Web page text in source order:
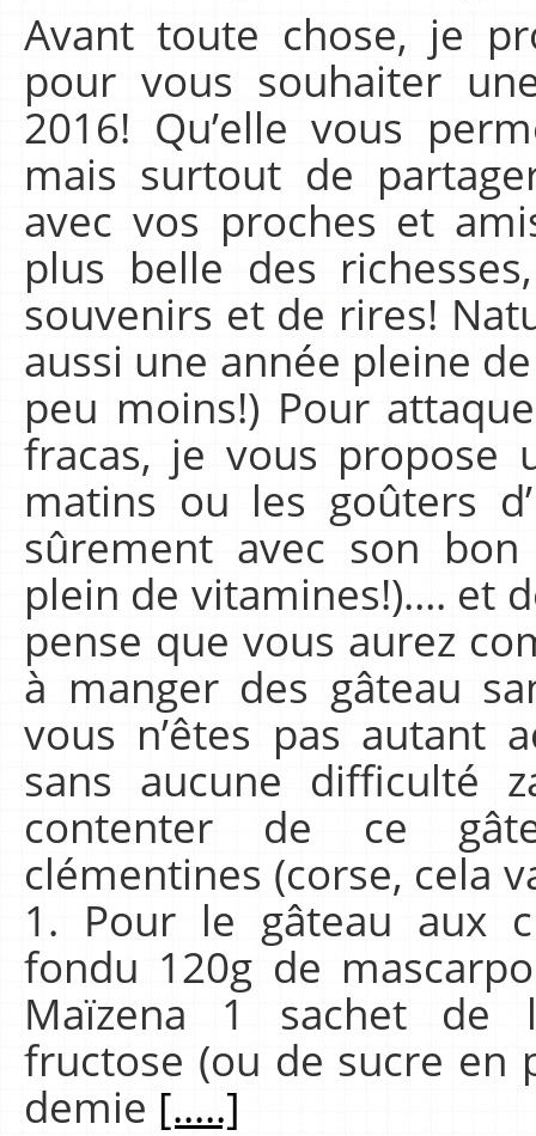
Avant toute chose, je
pour vous souhaiter
2016! Qu’elle vous
mais surtout de
avec vos proches et
plus belle des
souvenirs et de rires!
aussi une année pleine
peu moins!) Pour
fracas, je vous propose
matins ou les goûters
sûrement avec son
plein de vitamines!)…. et
pense que vous aurez
à manger des gâteau
vous n’êtes pas autant
sans aucune difficulté
contenter de ce
clémentines (corse, cela
1. Pour le gâteau aux
fondu 120g de
Maïzena 1 sachet de
fructose (ou de sucre en
demie [.....]